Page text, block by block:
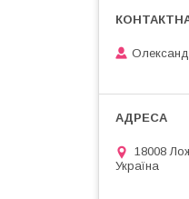
18008
Україна